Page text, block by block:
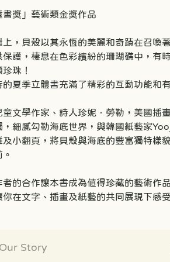
書獎」藝術類金獎作品
上，貝殼以其永恆的美麗和奇蹟在召喚
保護，棲息在色彩繽紛的珊瑚礁中，有
珠！
的夏季立體書充滿了精彩的互動功能和
童文學作家、詩人珍妮．勞勒，美國插
，細膩勾勒海底世界，與韓國紙藝家
及小翻頁，將貝殼與海底的豐富獨特樣
者的合作讓本書成為值得珍藏的藝術作
你在文字、插畫及紙藝的共同展現下感
Story